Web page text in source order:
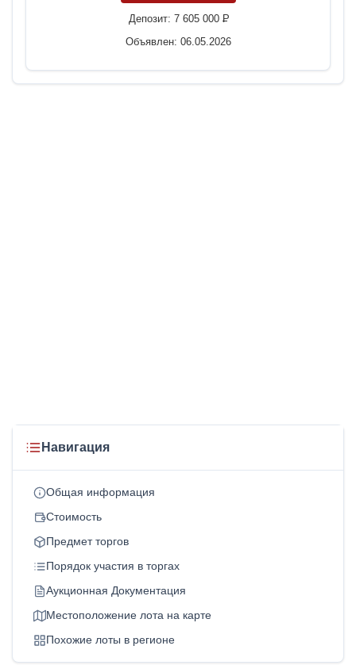
Депозит: 7 605 000P
Объявлен: 06.05.2026
Навигация
Общая информация
Стоимость
Предмет торгов
Порядок участия в торгах
Аукционная Документация
Местоположение лота на карте
Похожие лоты в регионе